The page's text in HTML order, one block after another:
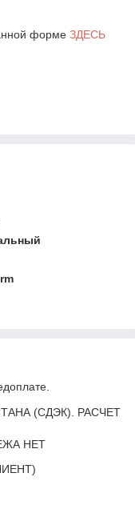
форме ЗДЕСЬ
(СДЭК). РАСЧЕТ
НЕТ